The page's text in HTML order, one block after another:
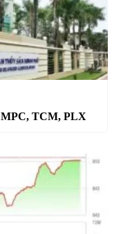
MPC, TCM, PLX